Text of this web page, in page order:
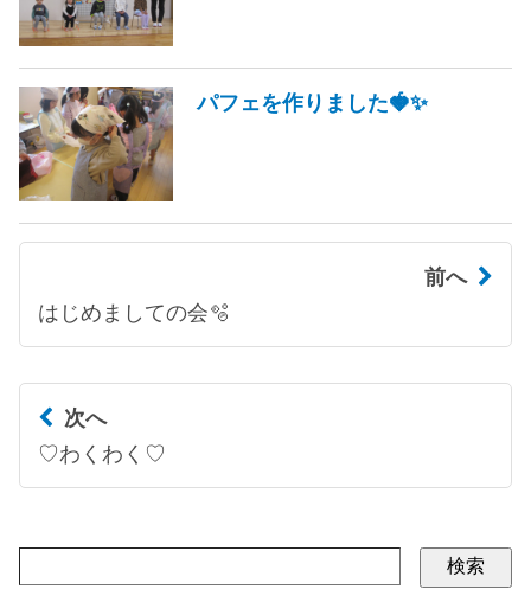
パフェを作りました🍓✨
前へ
はじめましての会🫧
次へ
♡わくわく♡
検索